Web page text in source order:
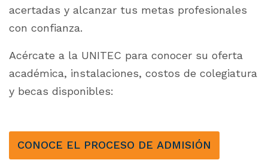
acertadas y alcanzar tus metas profesionales
con confianza.
Acércate a la UNITEC para conocer su oferta
académica, instalaciones, costos de colegiatura
y becas disponibles:
CONOCE EL PROCESO DE ADMISIÓN